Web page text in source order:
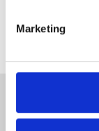
Marketing
KONTAKT